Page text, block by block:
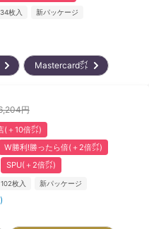
34枚入 新パッケージ
Mastercard㌽
円
(＋10倍㌽)
W勝利!勝ったら倍(＋2倍㌽)
SPU(＋2倍㌽)
102枚入 新パッケージ